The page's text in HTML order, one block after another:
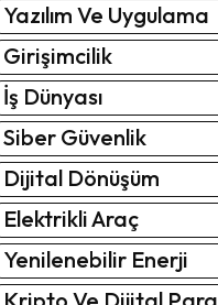
Yazılım Ve Uygulama
Girişimcilik
İş Dünyası
Siber Güvenlik
Dijital Dönüşüm
Elektrikli Araç
Yenilenebilir Enerji